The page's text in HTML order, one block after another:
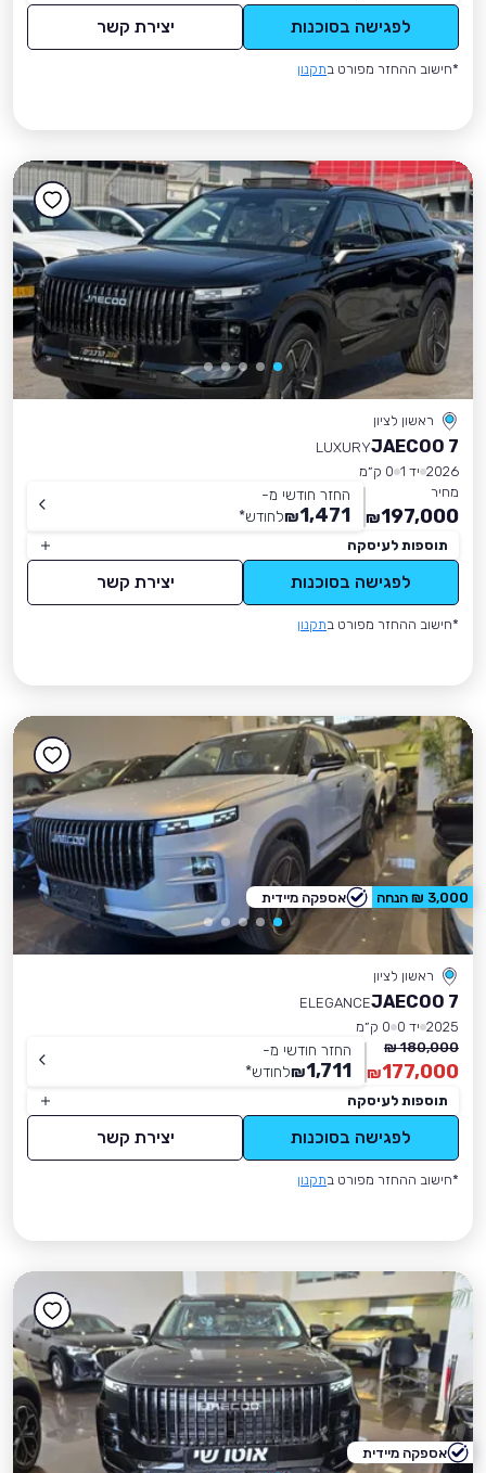
לפגישה בסוכנות יצירת קשר
*חישוב ההחזר מפורט בתקנון
ראשון לציון
JAECOO 7
LUXURY
2026 יד 1
0 ק״מ
מחיר
197,000
₪
החזר חודשי מ-
1,471
₪לחודש*
תוספות לעיסקה
לפגישה בסוכנות יצירת קשר
*חישוב ההחזר מפורט בתקנון
ראשון לציון
JAECOO 7
ELEGANCE
2025 יד 0
0 ק״מ
180,000 ₪
177,000
₪
החזר חודשי מ-
1,711
₪לחודש*
תוספות לעיסקה
לפגישה בסוכנות יצירת קשר
*חישוב ההחזר מפורט בתקנון
3,000 ₪ הנחה אספקה מיידית
אספקה מיידית